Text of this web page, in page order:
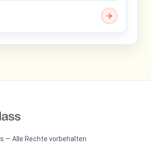
— Alle Rechte vorbehalten